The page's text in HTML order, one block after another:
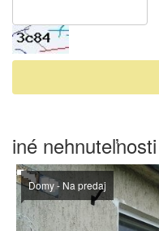
iné nehnuteľnosti
Domy - Na predaj